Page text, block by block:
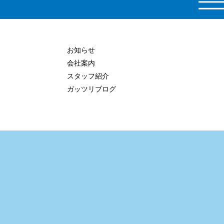
お知らせ
会社案内
スタッフ紹介
ガッツリブログ